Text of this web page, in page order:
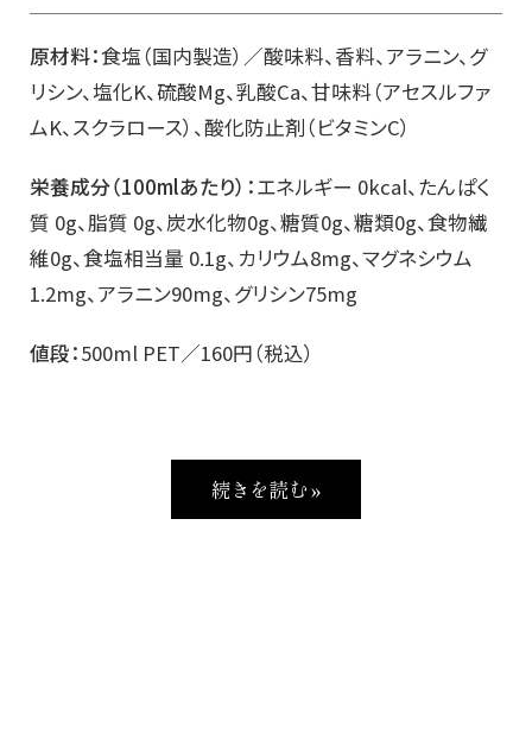
原材料：食塩（国内製造）／酸味料、香料、アラニン、グ
リシン、塩化K、硫酸Mg、乳酸Ca、甘味料（アセスルファ
ムK、スクラロース）、酸化防止剤（ビタミンC）
栄養成分（100mlあたり）：エネルギー 0kcal、たんぱく
質 0g、脂質 0g、炭水化物0g、糖質0g、糖類0g、食物繊
維0g、食塩相当量 0.1g、カリウム8mg、マグネシウム
1.2mg、アラニン90mg、グリシン75mg
値段：500ml PET／160円（税込）
続きを読む »